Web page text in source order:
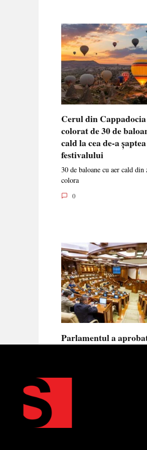
Cerul din
colorat de 30 de
cald la cea de-a
festivalului
30 de baloane cu aer cald din
colora
0
Parlamentul a